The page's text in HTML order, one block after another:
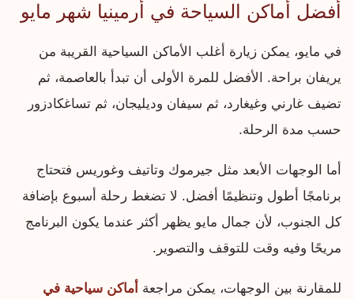
أفضل أماكن السياحة في أرمينيا شهر مايو
في مايو، يمكن زيارة أغلب الأماكن السياحية القريبة من
يريفان براحة. الأفضل للمرة الأولى أن تبدأ بالعاصمة، ثم
تضيف غارني وغيغارد، ثم سيفان وديليجان، ثم تساغكادزور
حسب مدة الرحلة.
أما الوجهات الأبعد مثل جيرموك وتاتيف وغوريس فتحتاج
برنامجًا أطول وتنظيمًا أفضل. لا تضغط رحلة أسبوع بإضافة
كل الجنوب، لأن جمال مايو يظهر أكثر عندما يكون البرنامج
مريحًا وفيه وقت للتوقف والتصوير.
للمقارنة بين الوجهات، يمكن مراجعة أماكن سياحية في